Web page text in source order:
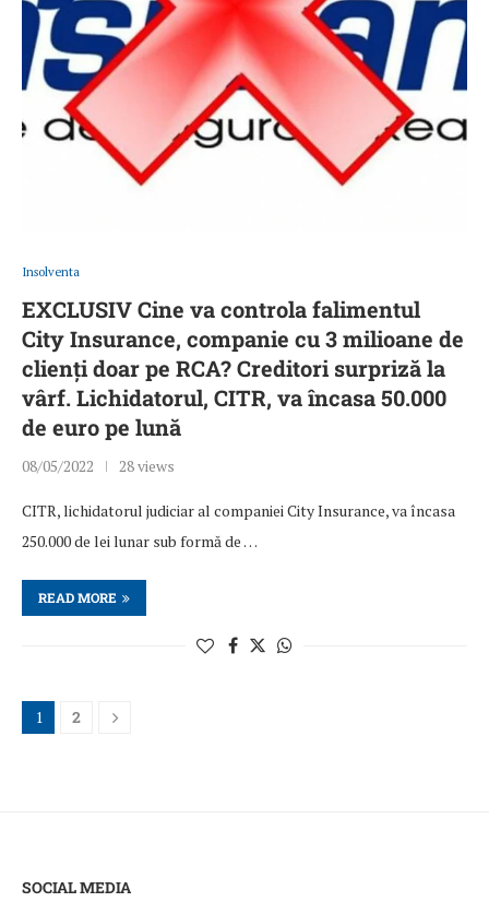
Insolventa
EXCLUSIV Cine va controla falimentul
City Insurance, companie cu 3 milioane de
clienți doar pe RCA? Creditori surpriză la
vârf. Lichidatorul, CITR, va încasa 50.000
de euro pe lună
08/05/2022 28 views
CITR, lichidatorul judiciar al companiei City Insurance, va încasa
250.000 de lei lunar sub formă de …
READ MORE
1 2
SOCIAL MEDIA